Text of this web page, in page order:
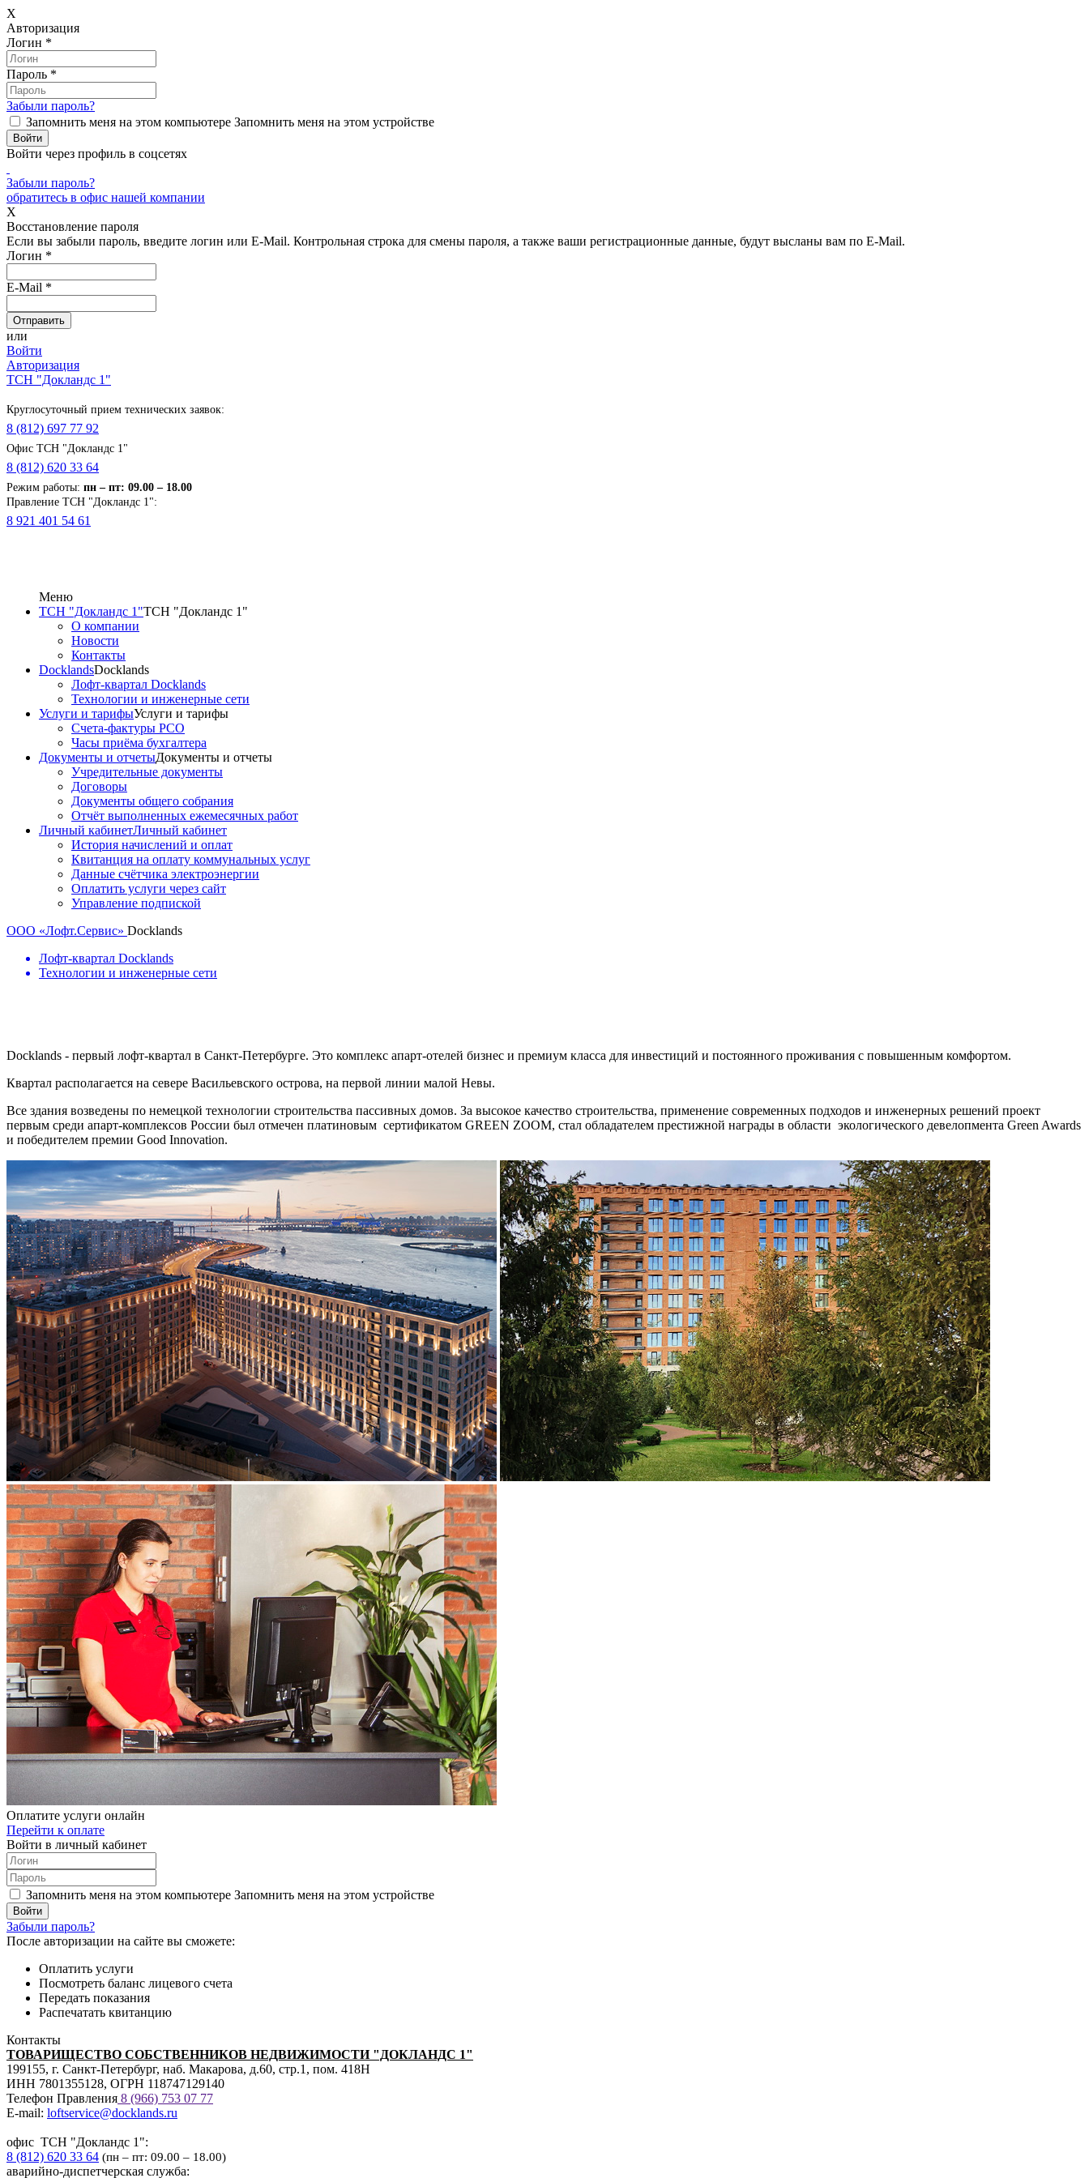
X
Авторизация
Логин *
Пароль *
Забыли пароль?
Запомнить меня на этом компьютере Запомнить меня на этом устройстве
Войти через профиль в соцсетях
Забыли пароль?
обратитесь в офис нашей компании
X
Восстановление пароля
Если вы забыли пароль, введите логин или E-Mail. Контрольная строка для смены пароля, а также ваши регистрационные данные, будут высланы вам по E-Mail.
Логин *
E-Mail *
или
Войти
Авторизация
ТСН "Докландс 1"
Круглосуточный прием технических заявок:
8 (812) 697 77 92
Офис ТСН "Докландс 1"
8 (812) 620 33 64
Режим работы: пн – пт: 09.00 – 18.00
Правление ТСН "Докландс 1":
8 921 401 54 61
Меню
ТСН "Докландс 1"ТСН "Докландс 1"
О компании
Новости
Контакты
DocklandsDocklands
Лофт-квартал Docklands
Технологии и инженерные сети
Услуги и тарифыУслуги и тарифы
Счета-фактуры РСО
Часы приёма бухгалтера
Документы и отчетыДокументы и отчеты
Учредительные документы
Договоры
Документы общего собрания
Отчёт выполненных ежемесячных работ
Личный кабинетЛичный кабинет
История начислений и оплат
Квитанция на оплату коммунальных услуг
Данные счётчика электроэнергии
Оплатить услуги через сайт
Управление подпиской
ООО «Лофт.Сервис» Docklands
Лофт-квартал Docklands
Технологии и инженерные сети
Docklands - первый лофт-квартал в Санкт-Петербурге. Это комплекс апарт-отелей бизнес и премиум класса для инвестиций и постоянного проживания с повышенным комфортом.
Квартал располагается на севере Васильевского острова, на первой линии малой Невы.
Все здания возведены по немецкой технологии строительства пассивных домов. За высокое качество строительства, применение современных подходов и инженерных решений проект
первым среди апарт-комплексов России был отмечен платиновым сертификатом GREEN ZOOM, стал обладателем престижной награды в области экологического девелопмента Green Awards
и победителем премии Good Innovation.
Оплатите услуги онлайн
Перейти к оплате
Войти в личный кабинет
Запомнить меня на этом компьютере Запомнить меня на этом устройстве
Забыли пароль?
После авторизации на сайте вы сможете:
Оплатить услуги
Посмотреть баланс лицевого счета
Передать показания
Распечатать квитанцию
Контакты
ТОВАРИЩЕСТВО СОБСТВЕННИКОВ НЕДВИЖИМОСТИ "ДОКЛАНДС 1"
199155, г. Санкт-Петербург, наб. Макарова, д.60, стр.1, пом. 418Н
ИНН 7801355128, ОГРН 118747129140
Телефон Правления 8 (966) 753 07 77
E-mail: loftservice@docklands.ru
офис ТСН "Докландс 1":
8 (812) 620 33 64 (пн – пт: 09.00 – 18.00)
аварийно-диспетчерская служба: